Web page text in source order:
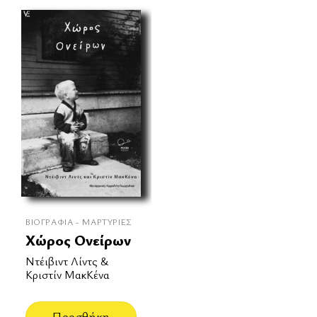
ΒΙΟΓΡΑΦΊΑ - ΜΑΡΤΥΡΊΕΣ
Χώρος Ονείρων
Ντέιβιντ Λίντς &
Κριστίν ΜακΚένα